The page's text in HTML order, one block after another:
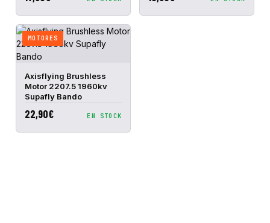
MOTORES
VISTA
RÁPIDA
AÑADIR A
CESTA
Axisflying Brushless
Motor 2207.5 1960kv
Supafly Bando
22,90€ EN STOCK